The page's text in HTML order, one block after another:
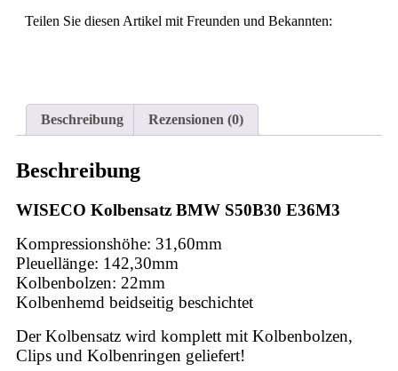
Teilen Sie diesen Artikel mit Freunden und Bekannten:
Beschreibung Rezensionen (0)
Beschreibung
WISECO Kolbensatz BMW S50B30 E36M3
Kompressionshöhe: 31,60mm
Pleuellänge: 142,30mm
Kolbenbolzen: 22mm
Kolbenhemd beidseitig beschichtet
Der Kolbensatz wird komplett mit Kolbenbolzen,
Clips und Kolbenringen geliefert!